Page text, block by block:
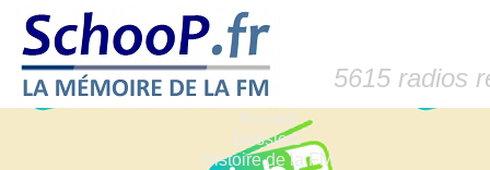
5615 radios
Accueil
Dossiers
Histoire de la FM